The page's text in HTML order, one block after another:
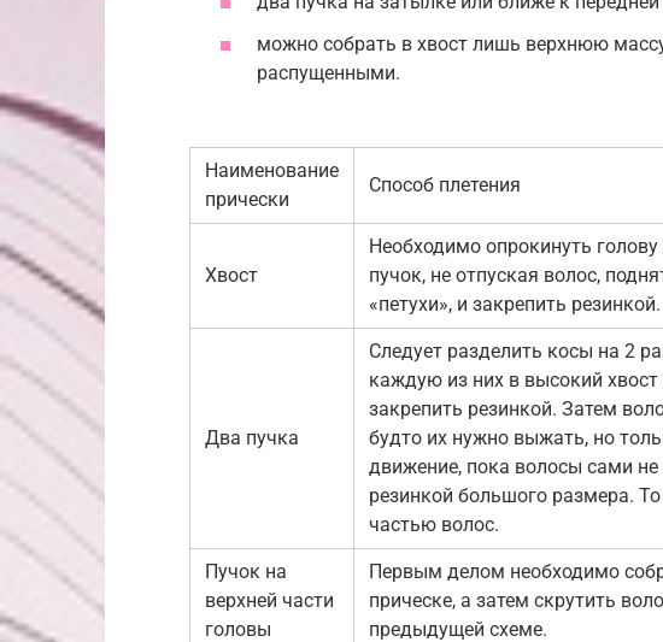
можно собрать в хвост лишь верхнюю
распущенными.
Наименование
прически
Способ плетения
Хвост
Необходимо опрокинуть
пучок, не отпуская волос,
«петухи», и закрепить резинкой.
Два пучка
Следует разделить косы на 2
каждую из них в высокий
закрепить резинкой. Затем
будто их нужно выжать, но
движение, пока волосы сами
резинкой большого размера.
частью волос.
Пучок на
верхней части
головы
Первым делом необходимо
прическе, а затем скрутить
предыдущей схеме.